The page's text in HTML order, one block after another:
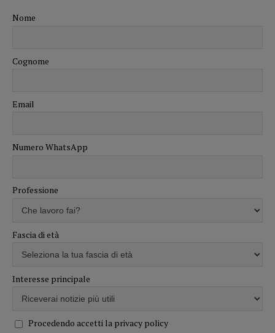
Nome
Cognome
Email
Numero WhatsApp
Professione
Fascia di età
Interesse principale
Procedendo accetti la privacy policy